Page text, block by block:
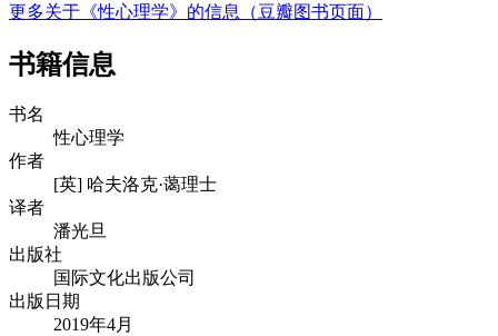
更多关于《性心理学》的信息（豆瓣图书页面）
书籍信息
书名
性心理学
作者
[英] 哈夫洛克·蔼理士
译者
潘光旦
出版社
国际文化出版公司
出版日期
2019年4月